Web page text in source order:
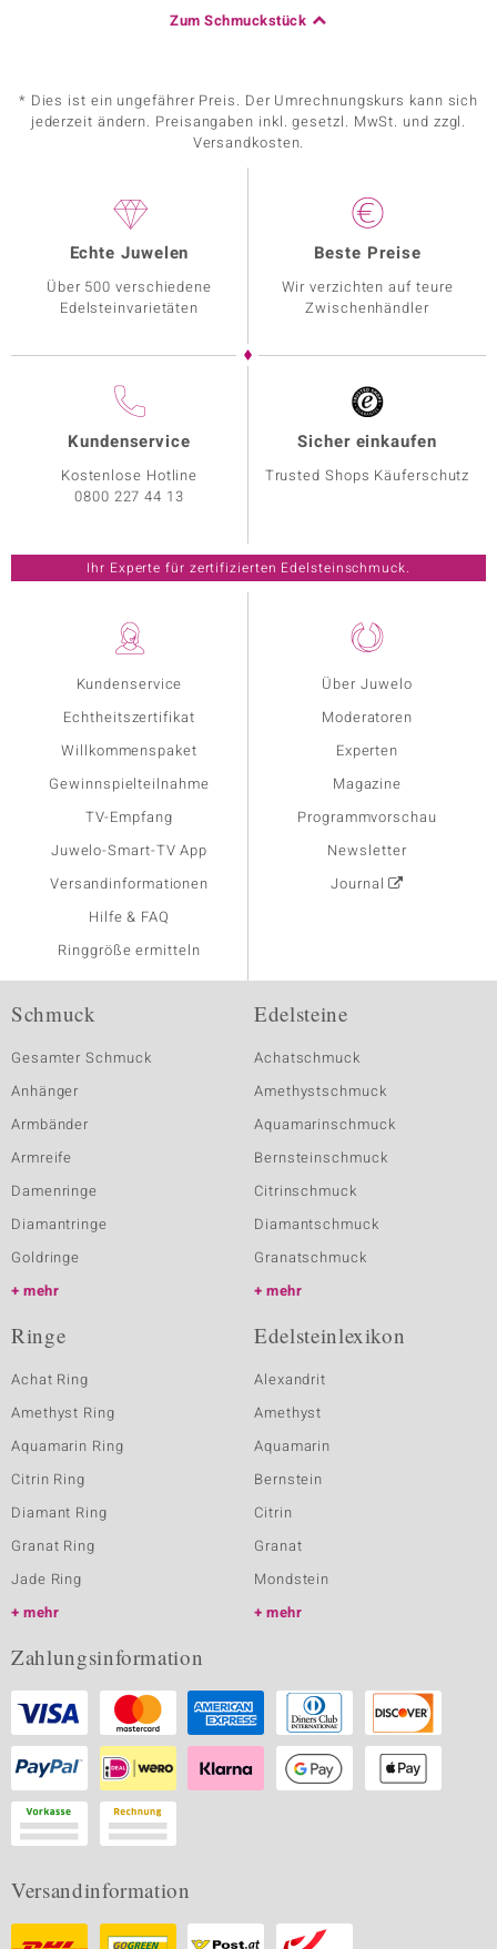
Zum Schmuckstück
* Dies ist ein ungefährer Preis. Der Umrechnungskurs kann sich
jederzeit ändern. Preisangaben inkl. gesetzl. MwSt. und zzgl.
Versandkosten.
Kundenservice
Echtheitszertifikat
Willkommenspaket
Gewinnspielteilnahme
TV-Empfang
Juwelo-Smart-TV App
Versandinformationen
Hilfe & FAQ
Ringgröße ermitteln
Über Juwelo
Moderatoren
Experten
Magazine
Programmvorschau
Newsletter
Journal
Echte Juwelen
Über 500 verschiedene
Edelsteinvarietäten
Beste Preise
Wir verzichten auf teure
Zwischenhändler
Kundenservice
Kostenlose Hotline
0800 227 44 13
Sicher einkaufen
Trusted Shops Käuferschutz
Ihr Experte für zertifizierten Edelsteinschmuck.
Schmuck
Gesamter Schmuck
Anhänger
Armbänder
Armreife
Damenringe
Diamantringe
Goldringe
mehr
Edelsteine
Achatschmuck
Amethystschmuck
Aquamarinschmuck
Bernsteinschmuck
Citrinschmuck
Diamantschmuck
Granatschmuck
mehr
Ringe
Achat Ring
Amethyst Ring
Aquamarin Ring
Citrin Ring
Diamant Ring
Granat Ring
Jade Ring
mehr
Edelsteinlexikon
Alexandrit
Amethyst
Aquamarin
Bernstein
Citrin
Granat
Mondstein
mehr
Zahlungsinformation
Versandinformation